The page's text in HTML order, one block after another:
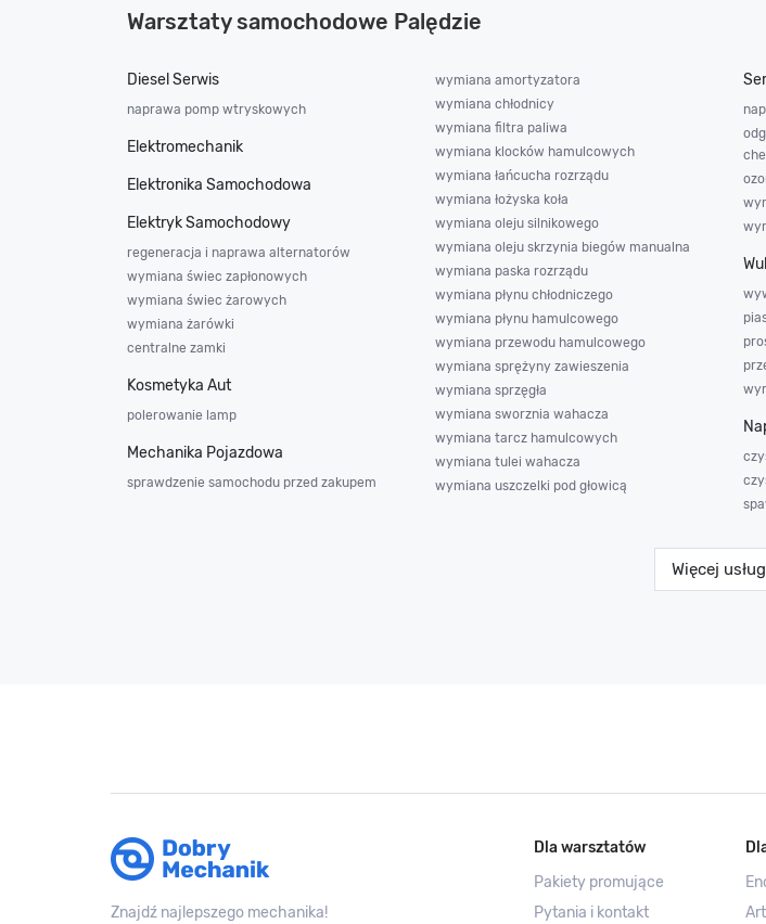
Warsztaty samochodowe Palędzie
Diesel Serwis
naprawa pomp wtryskowych
Elektromechanik
Elektronika Samochodowa
Elektryk Samochodowy
regeneracja i naprawa alternatorów
wymiana świec zapłonowych
wymiana świec żarowych
wymiana żarówki
centralne zamki
Kosmetyka Aut
polerowanie lamp
Mechanika Pojazdowa
sprawdzenie samochodu przed zakupem
wymiana amortyzatora
wymiana chłodnicy
wymiana filtra paliwa
wymiana klocków hamulcowych
wymiana łańcucha rozrządu
wymiana łożyska koła
wymiana oleju silnikowego
wymiana oleju skrzynia biegów manualna
wymiana paska rozrządu
wymiana płynu chłodniczego
wymiana płynu hamulcowego
wymiana przewodu hamulcowego
wymiana sprężyny zawieszenia
wymiana sprzęgła
wymiana sworznia wahacza
wymiana tarcz hamulcowych
wymiana tulei wahacza
wymiana uszczelki pod głowicą
Więcej usług
Znajdź najlepszego mechanika!
Dla warsztatów
Pakiety promujące
Pytania i kontakt